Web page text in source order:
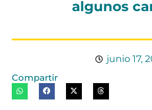
algunos
junio 17,
Compartir